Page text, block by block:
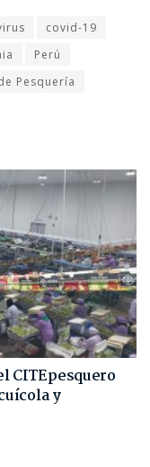
covid-19
Perú
Pesquería
CITEpesquero
y